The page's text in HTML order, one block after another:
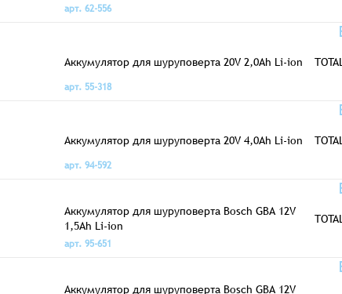
арт. 62-556
Аккумулятор для шуруповерта 20V 2,0Ah Li-ion
TOTAL
арт. 55-318
Аккумулятор для шуруповерта 20V 4,0Ah Li-ion
TOTAL
арт. 94-592
Аккумулятор для шуруповерта Bosch GBA 12V
1,5Ah Li-ion
TOTAL
арт. 95-651
Аккумулятор для шуруповерта Bosch GBA 12V